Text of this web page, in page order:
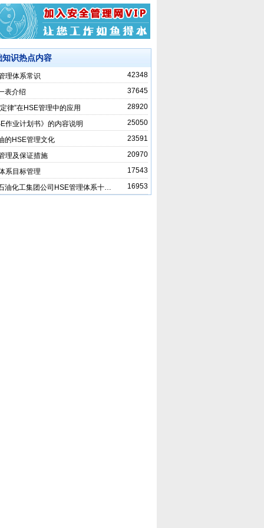
知识热点内容
42348
理体系常识
37645
表介绍
28920
律”在HSE管理中的应用
25050
作业计划书》的内容说明
23591
的HSE管理文化
20970
理及保证措施
17543
系目标管理
16953
油化工集团公司HSE管理体系十…